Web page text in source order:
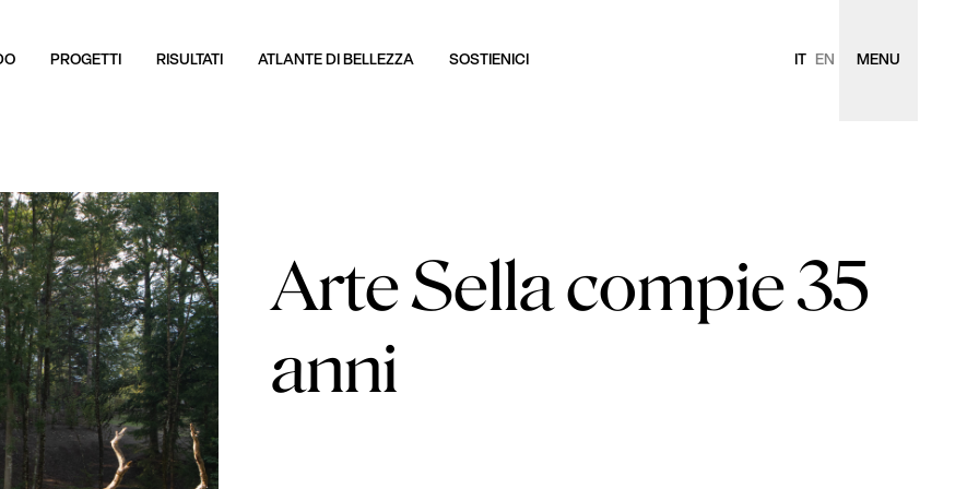
PROGETTI RISULTATI ATLANTE DI BELLEZZA SOSTIENICI IT EN MENU
Arte Sella compie 35
anni